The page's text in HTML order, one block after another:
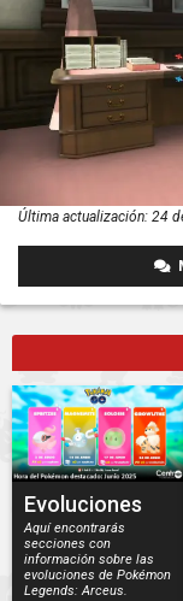
Última actualización: 24
Evoluciones
Aquí encontrarás
secciones con
información sobre las
evoluciones de Pokémon
Legends: Arceus.